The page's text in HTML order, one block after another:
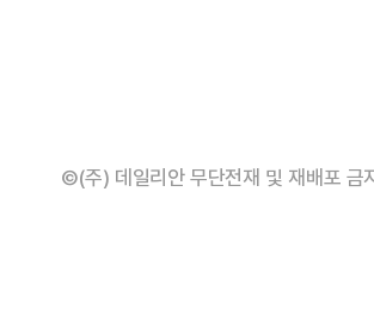
©(주) 데일리안 무단전재 및 재배포 금